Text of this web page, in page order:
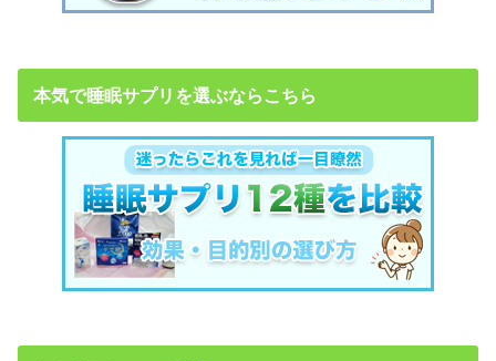
本気で睡眠サプリを選ぶならこちら